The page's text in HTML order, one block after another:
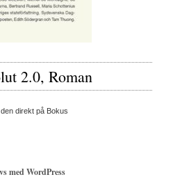
2.0, Roman
den direkt på Bokus
med WordPress